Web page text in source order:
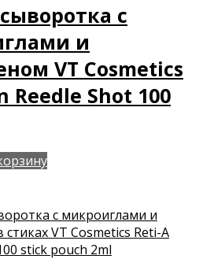
с
и
VT Cosmetics
Reedle Shot 100